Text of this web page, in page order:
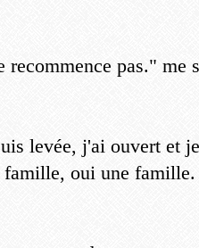
pas." me
levée, j'ai ouvert et
famille, oui une